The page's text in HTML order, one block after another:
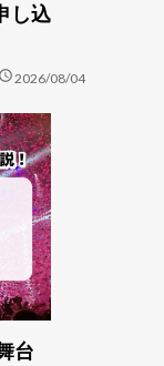
し込
schedule2026/08/04
台